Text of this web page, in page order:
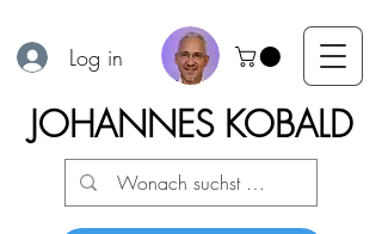
Log in
JOHANNES KOBALD